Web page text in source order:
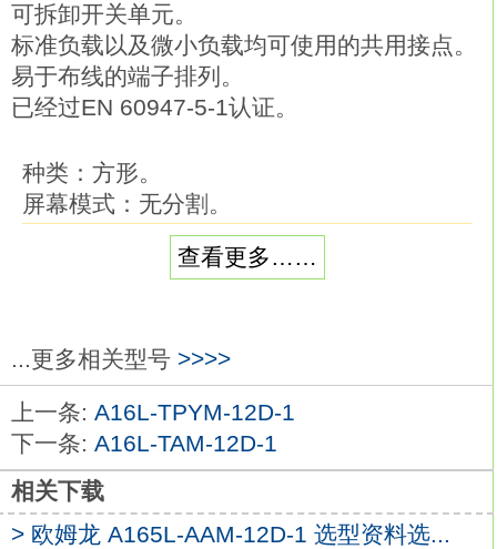
可拆卸开关单元。
标准负载以及微小负载均可使用的共用接点。
易于布线的端子排列。
已经过EN 60947-5-1认证。
种类：方形。
屏幕模式：无分割。
输出：DPDT。
电源电压：DC24V。
操作：瞬时动作（自动复位型）欧姆龙
A16L-TGM-12D-1。
操作部颜色：红色/绿色。
在触感和保护能力上比欧姆龙以前型号有所
提高。
实现了体长为23mm的微型体积设计A16L-
TGM-12D-1
查看更多……
...更多相关型号 >>>>
上一条: A16L-TPYM-12D-1
下一条: A16L-TAM-12D-1
相关下载
> 欧姆龙 A165L-AAM-12D-1 选型资料选...